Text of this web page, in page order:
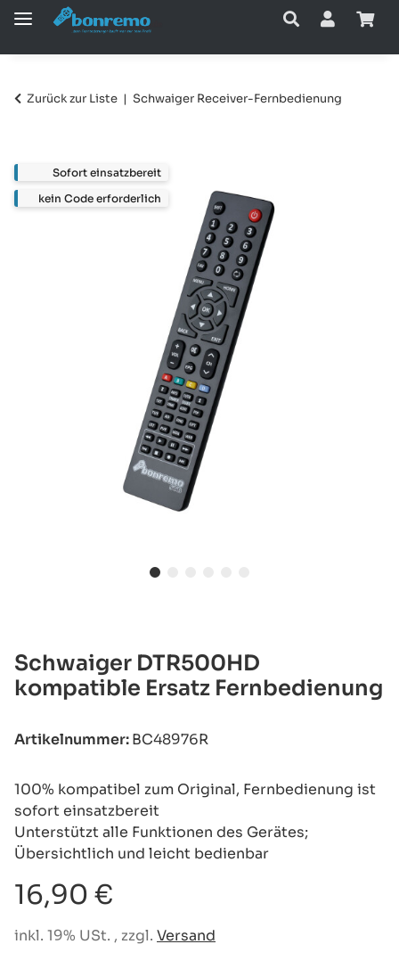
Zurück zur Liste Schwaiger Receiver-Fernbedienung
Schwaiger DTR500HD
kompatible Ersatz Fernbedienung
Artikelnummer:BC48976R
100% kompatibel zum Original, Fernbedienung ist
sofort einsatzbereit
Unterstützt alle Funktionen des Gerätes;
Übersichtlich und leicht bedienbar
16,90 €
inkl. 19% USt. , zzgl. Versand